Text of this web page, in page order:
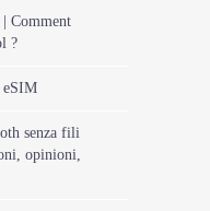
Comment
?
senza fili
opinioni,